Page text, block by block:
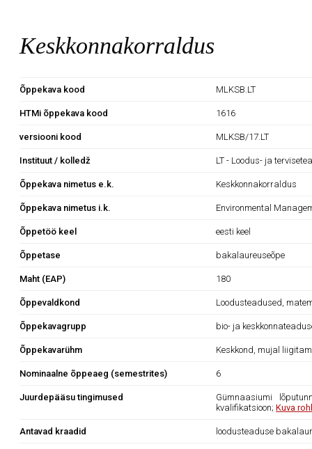
Keskkonnakorraldus
Õppekava kood MLKSB.LT
HTMi õppekava kood 1616
versiooni kood MLKSB/17.LT
Instituut / kolledž LT - Loodus- ja
Õppekava nimetus e.k. Keskkonnakorraldus
Õppekava nimetus i.k. Environmental
Õppetöö keel eesti keel
Õppetase bakalaureuseõpe
Maht (EAP) 180
Õppevaldkond Loodusteadused,
Õppekavagrupp bio- ja
Õppekavarühm Keskkond, mujal
Nominaalne õppeaeg (semestrites) 6
Juurdepääsu tingimused
Gümnaasiumi
kvalifikatsioon;Kuva
Antavad kraadid loodusteaduse